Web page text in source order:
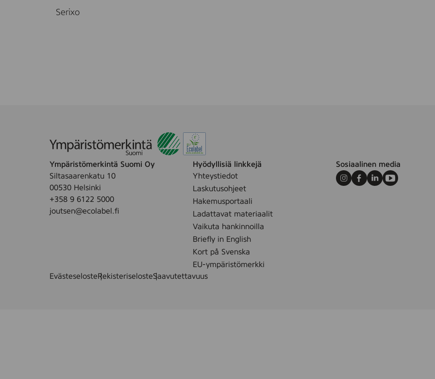
Serixo
Ympäristömerkintä Suomi Oy
Siltasaarenkatu 10
00530 Helsinki
+358 9 6122 5000
joutsen@ecolabel.fi
Hyödyllisiä linkkejä
Yhteystiedot
Laskutusohjeet
Hakemusportaali
Ladattavat materiaalit
Vaikuta hankinnoilla
Briefly in English
Kort på Svenska
EU-ympäristömerkki
Sosiaalinen media
Instagram
Facebook
LinkedInYoutube
EvästeselosteRekisteriselosteSaavutettavuus